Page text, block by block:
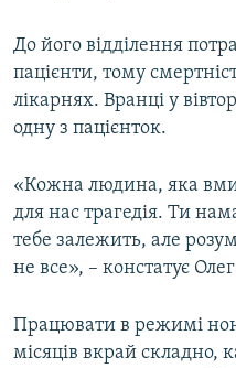
До його відділення
пацієнти, тому
лікарнях. Вранці у
одну з пацієнток.
«Кожна людина, яка
для нас трагедія. Ти
тебе залежить, але
не все», – констатує
Працювати в режимі
місяців вкрай складно,